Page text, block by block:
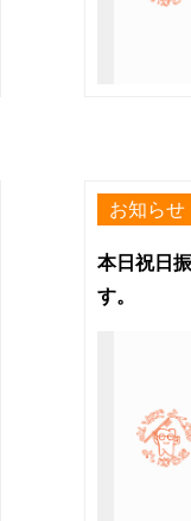
お知らせ
本日祝日
す。